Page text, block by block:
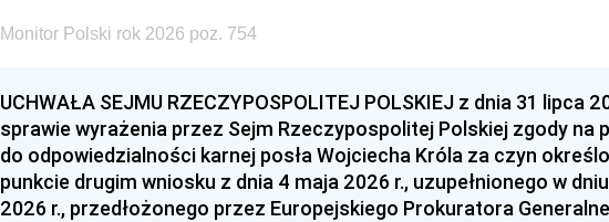
Monitor Polski rok 2026 poz. 754
UCHWAŁA SEJMU RZECZYPOSPOLITEJ POLSKIEJ z dnia 31 lipca
sprawie wyrażenia przez Sejm Rzeczypospolitej Polskiej zgody na
do odpowiedzialności karnej posła Wojciecha Króla za czyn
punkcie drugim wniosku z dnia 4 maja 2026 r., uzupełnionego w
2026 r., przedłożonego przez Europejskiego Prokuratora